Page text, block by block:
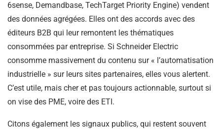
6sense, Demandbase, TechTarget Priority Engine) vendent
des données agrégées. Elles ont des accords avec des
éditeurs B2B qui leur remontent les thématiques
consommées par entreprise. Si Schneider Electric
consomme massivement du contenu sur « l’automatisation
industrielle » sur leurs sites partenaires, elles vous alertent.
C’est utile, mais cher et pas toujours actionnable, surtout si
on vise des PME, voire des ETI.
Citons également les signaux publics, qui restent souvent